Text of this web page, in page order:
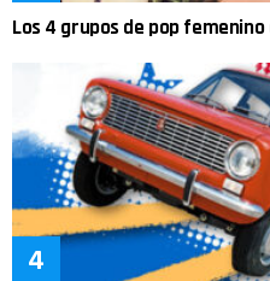
Los 4 grupos de pop femenino